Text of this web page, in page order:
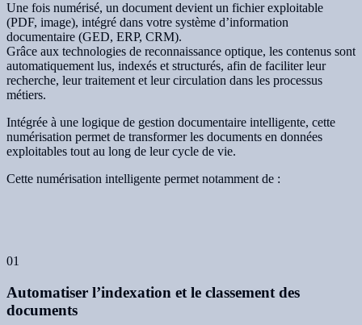
Une fois numérisé, un document devient un fichier exploitable
(PDF, image), intégré dans votre système d’information
documentaire (GED, ERP, CRM).
Grâce aux technologies de reconnaissance optique, les contenus sont
automatiquement lus, indexés et structurés, afin de faciliter leur
recherche, leur traitement et leur circulation dans les processus
métiers.
Intégrée à une logique de gestion documentaire intelligente, cette
numérisation permet de transformer les documents en données
exploitables tout au long de leur cycle de vie.
Cette numérisation intelligente permet notamment de :
01
Automatiser l’indexation et le classement des
documents